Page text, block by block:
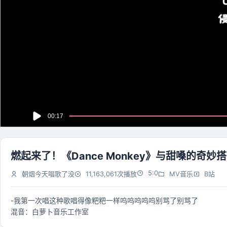
燃起来了！《Dance Monkey》与甜嗓的奇妙
朝烟今天唱歌了没 11,163,061次播放 5:0 MV音乐 B站
-我第一次唱这种歌唱得像粑粑一样呜呜呜呜呜别骂了别骂了
混音：白萝卜音乐工作室